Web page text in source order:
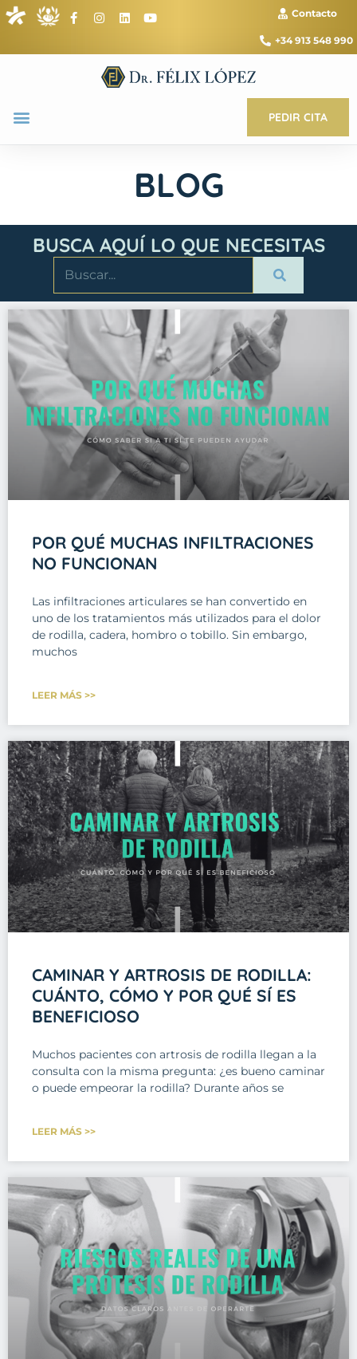
Contacto
+34 913 548 990
PEDIR CITA
BLOG
BUSCA AQUÍ LO QUE NECESITAS
POR QUÉ MUCHAS INFILTRACIONES
NO FUNCIONAN
Las infiltraciones articulares se han convertido en
uno de los tratamientos más utilizados para el dolor
de rodilla, cadera, hombro o tobillo. Sin embargo,
muchos
LEER MÁS >>
CAMINAR Y ARTROSIS DE RODILLA:
CUÁNTO, CÓMO Y POR QUÉ SÍ ES
BENEFICIOSO
Muchos pacientes con artrosis de rodilla llegan a la
consulta con la misma pregunta: ¿es bueno caminar
o puede empeorar la rodilla? Durante años se
LEER MÁS >>